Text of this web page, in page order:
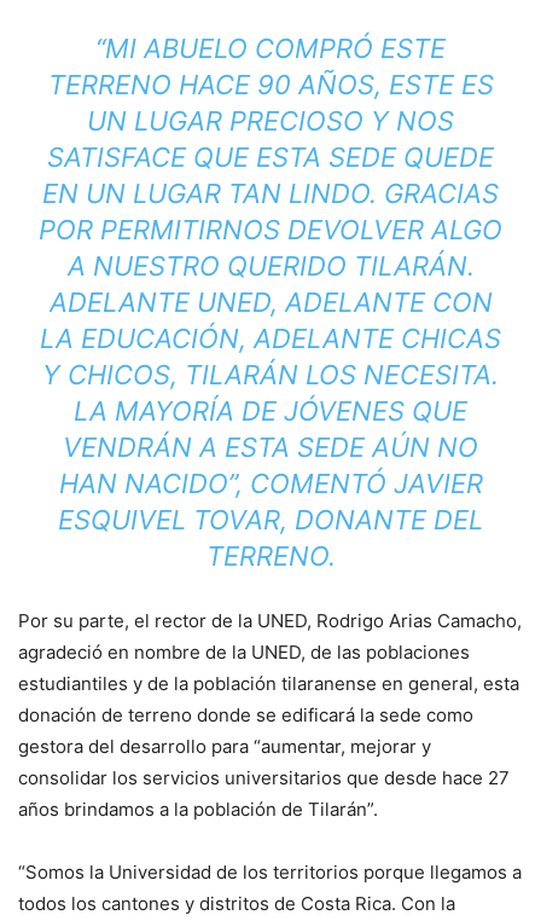
“MI ABUELO COMPRÓ ESTE
TERRENO HACE 90 AÑOS, ESTE ES
UN LUGAR PRECIOSO Y NOS
SATISFACE QUE ESTA SEDE QUEDE
EN UN LUGAR TAN LINDO. GRACIAS
POR PERMITIRNOS DEVOLVER ALGO
A NUESTRO QUERIDO TILARÁN.
ADELANTE UNED, ADELANTE CON
LA EDUCACIÓN, ADELANTE CHICAS
Y CHICOS, TILARÁN LOS NECESITA.
LA MAYORÍA DE JÓVENES QUE
VENDRÁN A ESTA SEDE AÚN NO
HAN NACIDO”, COMENTÓ JAVIER
ESQUIVEL TOVAR, DONANTE DEL
TERRENO.
Por su parte, el rector de la UNED, Rodrigo Arias Camacho,
agradeció en nombre de la UNED, de las poblaciones
estudiantiles y de la población tilaranense en general, esta
donación de terreno donde se edificará la sede como
gestora del desarrollo para “aumentar, mejorar y
consolidar los servicios universitarios que desde hace 27
años brindamos a la población de Tilarán”.
“Somos la Universidad de los territorios porque llegamos a
todos los cantones y distritos de Costa Rica. Con la